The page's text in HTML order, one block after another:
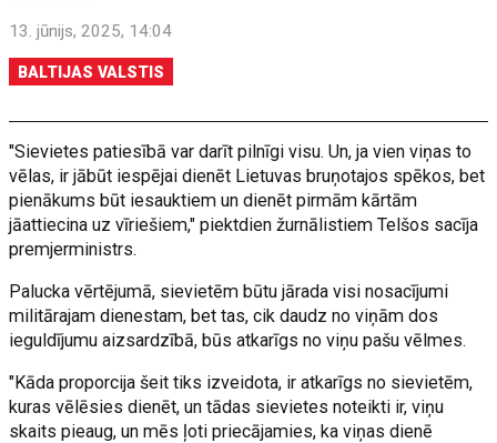
13. jūnijs, 2025, 14:04
BALTIJAS VALSTIS
"Sievietes patiesībā var darīt pilnīgi visu. Un, ja vien viņas to
vēlas, ir jābūt iespējai dienēt Lietuvas bruņotajos spēkos, bet
pienākums būt iesauktiem un dienēt pirmām kārtām
jāattiecina uz vīriešiem," piektdien žurnālistiem Telšos sacīja
premjerministrs.
Palucka vērtējumā, sievietēm būtu jārada visi nosacījumi
militārajam dienestam, bet tas, cik daudz no viņām dos
ieguldījumu aizsardzībā, būs atkarīgs no viņu pašu vēlmes.
"Kāda proporcija šeit tiks izveidota, ir atkarīgs no sievietēm,
kuras vēlēsies dienēt, un tādas sievietes noteikti ir, viņu
skaits pieaug, un mēs ļoti priecājamies, ka viņas dienē